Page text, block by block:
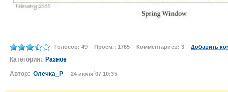
Голосов: 49 Просм.: 1765 Комментариев: 3 Добавить
Категория:
Разное
Автор: Олечка_Р 24 июля´07 10:35